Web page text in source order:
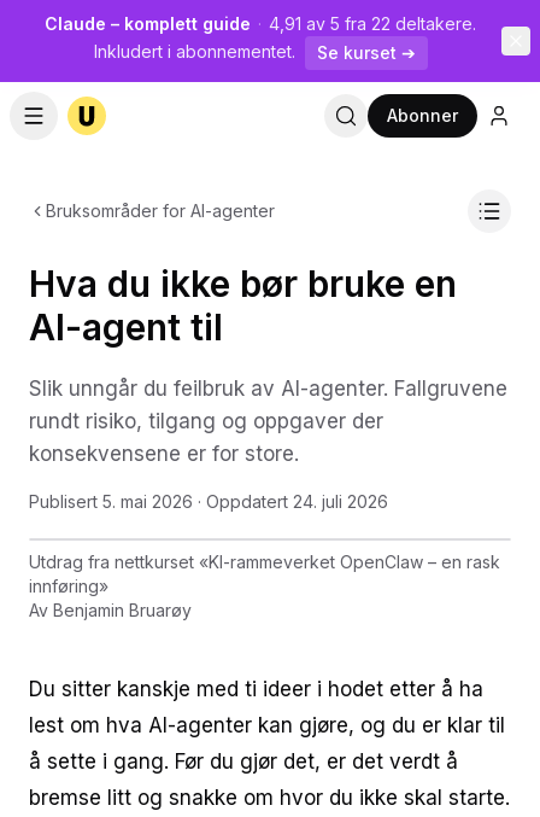
Claude – komplett guide · 4,91 av 5 fra 22 deltakere.
Inkludert i abonnementet.
Se kurset ➔
Abonner
Bruksområder for AI-agenter
Hva du ikke bør bruke en
AI-agent til
Slik unngår du feilbruk av AI-agenter. Fallgruvene
rundt risiko, tilgang og oppgaver der
konsekvensene er for store.
Publisert 5. mai 2026 · Oppdatert 24. juli 2026
Utdrag fra nettkurset «KI-rammeverket OpenClaw – en rask
innføring»
Av Benjamin Bruarøy
Du sitter kanskje med ti ideer i hodet etter å ha
lest om hva AI-agenter kan gjøre, og du er klar til
å sette i gang. Før du gjør det, er det verdt å
bremse litt og snakke om hvor du ikke skal starte.